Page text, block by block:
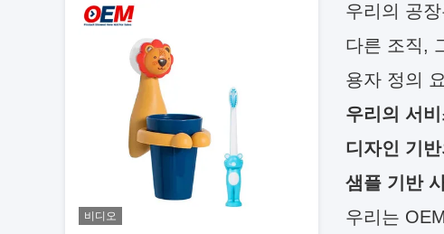
비디오
우리의 공
다른 조직,
용자 정의
우리의 서
디자인 기
샘플 기반
우리는